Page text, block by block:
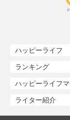
ハッピーライフ
ランキング
ハッピーライフ
ライター紹介